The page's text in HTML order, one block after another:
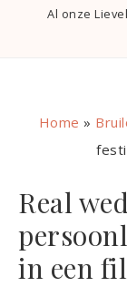
Al onze
Home »
Real
in een